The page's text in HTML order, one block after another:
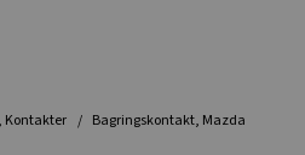
Kontakter Bagringskontakt, Mazda